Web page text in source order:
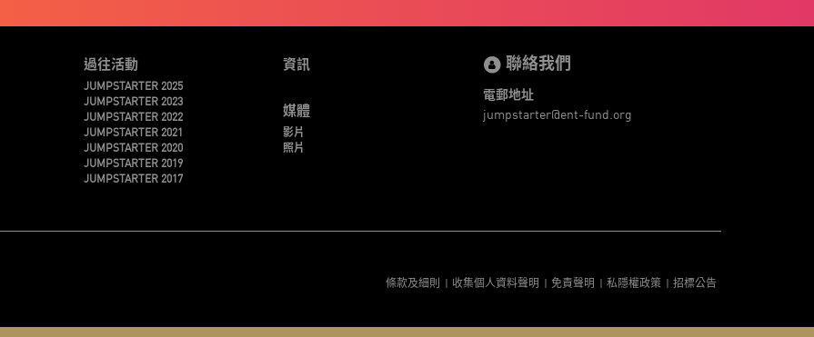
過往活動
JUMPSTARTER 2025
JUMPSTARTER 2023
JUMPSTARTER 2022
JUMPSTARTER 2021
JUMPSTARTER 2020
JUMPSTARTER 2019
JUMPSTARTER 2017
資訊
媒體
影片
照片
聯絡我們
電郵地址
jumpstarter@ent-fund.org
條款及細則 收集個人資料聲明 免責聲明 私隱權政策 招標公告